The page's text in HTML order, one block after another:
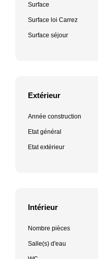
Surface
Surface loi Carrez
Surface séjour
Extérieur
Année construction
Etat général
Etat extérieur
Intérieur
Nombre pièces
Salle(s) d'eau